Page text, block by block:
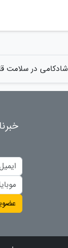
شادکامی در سلامت